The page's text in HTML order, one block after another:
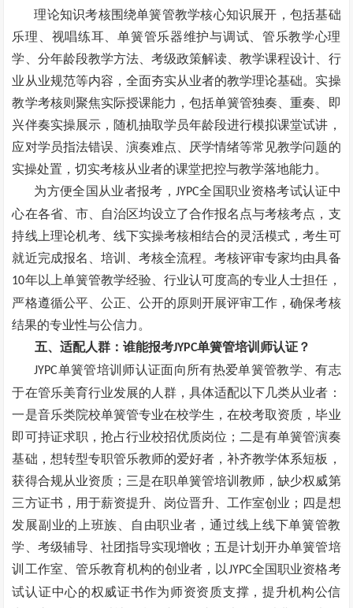
理论知识考核围绕单簧管教学核心知识展开，包括基础
乐理、视唱练耳、单簧管乐器维护与调试、管乐教学心理
学、分年龄段教学方法、考级政策解读、教学课程设计、行
业从业规范等内容，全面夯实从业者的教学理论基础。实操
教学考核则聚焦实际授课能力，包括单簧管独奏、重奏、即
兴伴奏实操展示，随机抽取学员年龄段进行模拟课堂试讲，
应对学员指法错误、演奏难点、厌学情绪等常见教学问题的
实操处置，切实考核从业者的课堂把控与教学落地能力。
为方便全国从业者报考， JYPC全国职业资格考试认证中
心在各省、市、自治区均设立了合作报名点与考核考点，支
持线上理论机考、线下实操考核相结合的灵活模式，考生可
就近完成报名、培训、考核全流程。考核评审专家均由具备
10年以上单簧管教学经验、行业认可度高的专业人士担任，
严格遵循公平、公正、公开的原则开展评审工作，确保考核
结果的专业性与公信力。
五、适配人群：谁能报考JYPC单簧管培训师认证？
JYPC单簧管培训师认证面向所有热爱单簧管教学、有志
于在管乐美育行业发展的人群，具体适配以下几类从业者：
一是音乐类院校单簧管专业在校学生，在校考取资质，毕业
即可持证求职，抢占行业校招优质岗位；二是有单簧管演奏
基础，想转型专职管乐教师的爱好者，补齐教学体系短板，
获得合规从业资质；三是在职单簧管培训教师，缺少权威第
三方证书，用于薪资提升、岗位晋升、工作室创业；四是想
发展副业的上班族、自由职业者，通过线上线下单簧管教
学、考级辅导、社团指导实现增收；五是计划开办单簧管培
训工作室、管乐教育机构的创业者，以JYPC全国职业资格考
试认证中心的权威证书作为师资资质支撑，提升机构公信